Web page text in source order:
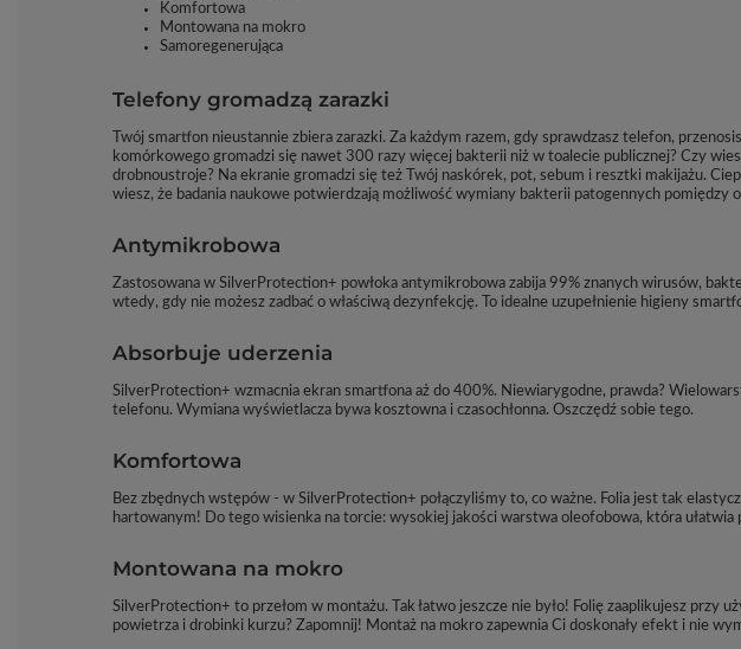
Komfortowa
Montowana na mokro
Samoregenerująca
Telefony gromadzą zarazki
Twój smartfon nieustannie zbiera zarazki. Za każdym razem, gdy sprawdzasz telefon,
komórkowego gromadzi się nawet 300 razy więcej bakterii niż w toalecie publicznej? Czy
drobnoustroje? Na ekranie gromadzi się też Twój naskórek, pot, sebum i resztki makijażu.
wiesz, że badania naukowe potwierdzają możliwość wymiany bakterii patogennych pomiędzy
Antymikrobowa
Zastosowana w SilverProtection+ powłoka antymikrobowa zabija 99% znanych wirusów,
wtedy, gdy nie możesz zadbać o właściwą dezynfekcję. To idealne uzupełnienie higieny
Absorbuje uderzenia
SilverProtection+ wzmacnia ekran smartfona aż do 400%. Niewiarygodne, prawda?
telefonu. Wymiana wyświetlacza bywa kosztowna i czasochłonna. Oszczędź sobie tego.
Komfortowa
Bez zbędnych wstępów - w SilverProtection+ połączyliśmy to, co ważne. Folia jest tak
hartowanym! Do tego wisienka na torcie: wysokiej jakości warstwa oleofobowa, która ułatwia
Montowana na mokro
SilverProtection+ to przełom w montażu. Tak łatwo jeszcze nie było! Folię zaaplikujesz przy
powietrza i drobinki kurzu? Zapomnij! Montaż na mokro zapewnia Ci doskonały efekt i nie